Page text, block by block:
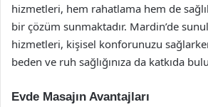
hizmetleri, hem rahatlama hem de
bir çözüm sunmaktadır. Mardin’de
hizmetleri, kişisel konforunuzu
beden ve ruh sağlığınıza da katkıda
Evde Masajın Avantajları